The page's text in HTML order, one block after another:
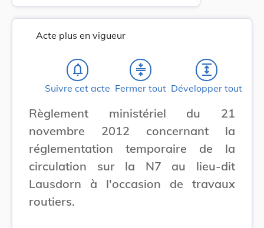
Acte plus en vigueur
notifications_none
Suivre cet acte
compress
Fermer tout
expand
Développer tout
Règlement ministériel du 21
novembre 2012 concernant la
réglementation temporaire de la
circulation sur la N7 au lieu-dit
Lausdorn à l'occasion de travaux
routiers.